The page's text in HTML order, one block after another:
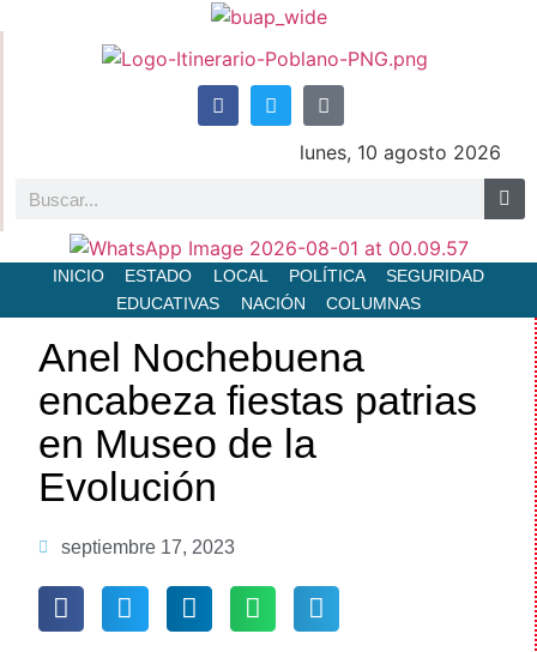
lunes, 10 agosto 2026
INICIO ESTADO LOCAL POLÍTICA
SEGURIDAD
EDUCATIVAS
NACIÓN COLUMNAS
Anel Nochebuena
encabeza fiestas patrias
en Museo de la
Evolución
septiembre 17, 2023